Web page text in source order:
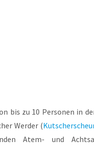
bis zu 10 Personen in
Werder (
Atem- und